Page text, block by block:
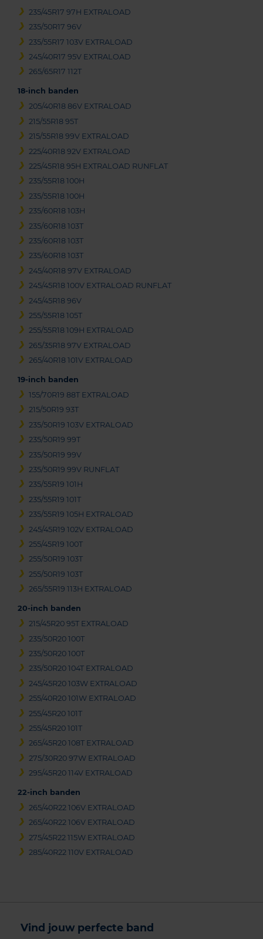
235/45R17 97H EXTRALOAD
235/50R17 96V
235/55R17 103V EXTRALOAD
245/40R17 95V EXTRALOAD
265/65R17 112T
18-inch banden
205/40R18 86V EXTRALOAD
215/55R18 95T
215/55R18 99V EXTRALOAD
225/40R18 92V EXTRALOAD
225/45R18 95H EXTRALOAD RUNFLAT
235/55R18 100H
235/55R18 100H
235/60R18 103H
235/60R18 103T
235/60R18 103T
235/60R18 103T
245/40R18 97V EXTRALOAD
245/45R18 100V EXTRALOAD RUNFLAT
245/45R18 96V
255/55R18 105T
255/55R18 109H EXTRALOAD
265/35R18 97V EXTRALOAD
265/40R18 101V EXTRALOAD
19-inch banden
155/70R19 88T EXTRALOAD
215/50R19 93T
235/50R19 103V EXTRALOAD
235/50R19 99T
235/50R19 99V
235/50R19 99V RUNFLAT
235/55R19 101H
235/55R19 101T
235/55R19 105H EXTRALOAD
245/45R19 102V EXTRALOAD
255/45R19 100T
255/50R19 103T
255/50R19 103T
265/55R19 113H EXTRALOAD
20-inch banden
215/45R20 95T EXTRALOAD
235/50R20 100T
235/50R20 100T
235/50R20 104T EXTRALOAD
245/45R20 103W EXTRALOAD
255/40R20 101W EXTRALOAD
255/45R20 101T
255/45R20 101T
265/45R20 108T EXTRALOAD
275/30R20 97W EXTRALOAD
295/45R20 114V EXTRALOAD
22-inch banden
265/40R22 106V EXTRALOAD
265/40R22 106V EXTRALOAD
275/45R22 115W EXTRALOAD
285/40R22 110V EXTRALOAD
Vind jouw perfecte band